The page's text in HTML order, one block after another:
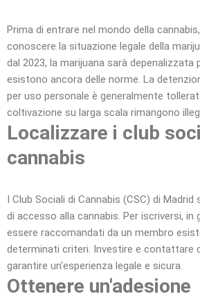
Prima di entrare nel mondo della
conoscere la situazione legale della
dal 2023, la marijuana sarà depenalizzata
esistono ancora delle norme. La
per uso personale è generalmente
coltivazione su larga scala rimangono
Localizzare i club
cannabis
I Club Sociali di Cannabis (CSC) di
di accesso alla cannabis. Per iscriversi, in
essere raccomandati da un membro
determinati criteri. Investire e contattare
garantire un'esperienza legale e sicura.
Ottenere un'adesione